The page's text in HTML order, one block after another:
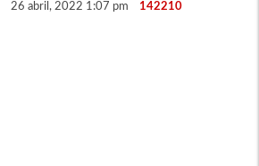
26 abril, 2022 1:07 pm 142210